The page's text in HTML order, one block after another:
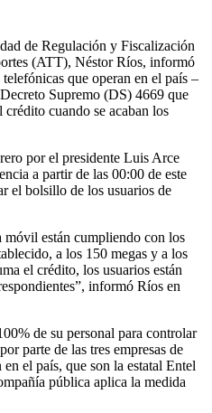
de Regulación y Fiscalización
(ATT), Néstor Ríos, informó
telefónicas que operan en el país –
Supremo (DS) 4669 que
cuando se acaban los
por el presidente Luis Arce
a partir de las 00:00 de este
el bolsillo de los usuarios de
móvil están cumpliendo con los
a los 150 megas y a los
el crédito, los usuarios están
informó Ríos en
de su personal para controlar
parte de las tres empresas de
el país, que son la estatal Entel
pública aplica la medida